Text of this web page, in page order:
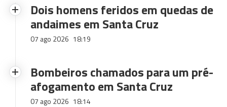
Dois homens feridos em quedas de
andaimes em Santa Cruz
07 ago 2026 18:19
Bombeiros chamados para um pré-
afogamento em Santa Cruz
07 ago 2026 18:14